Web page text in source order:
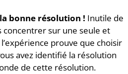
bonne résolution ! Inutile de
concentrer sur une seule et
prouve que choisir
avez identifié la résolution
de cette résolution.